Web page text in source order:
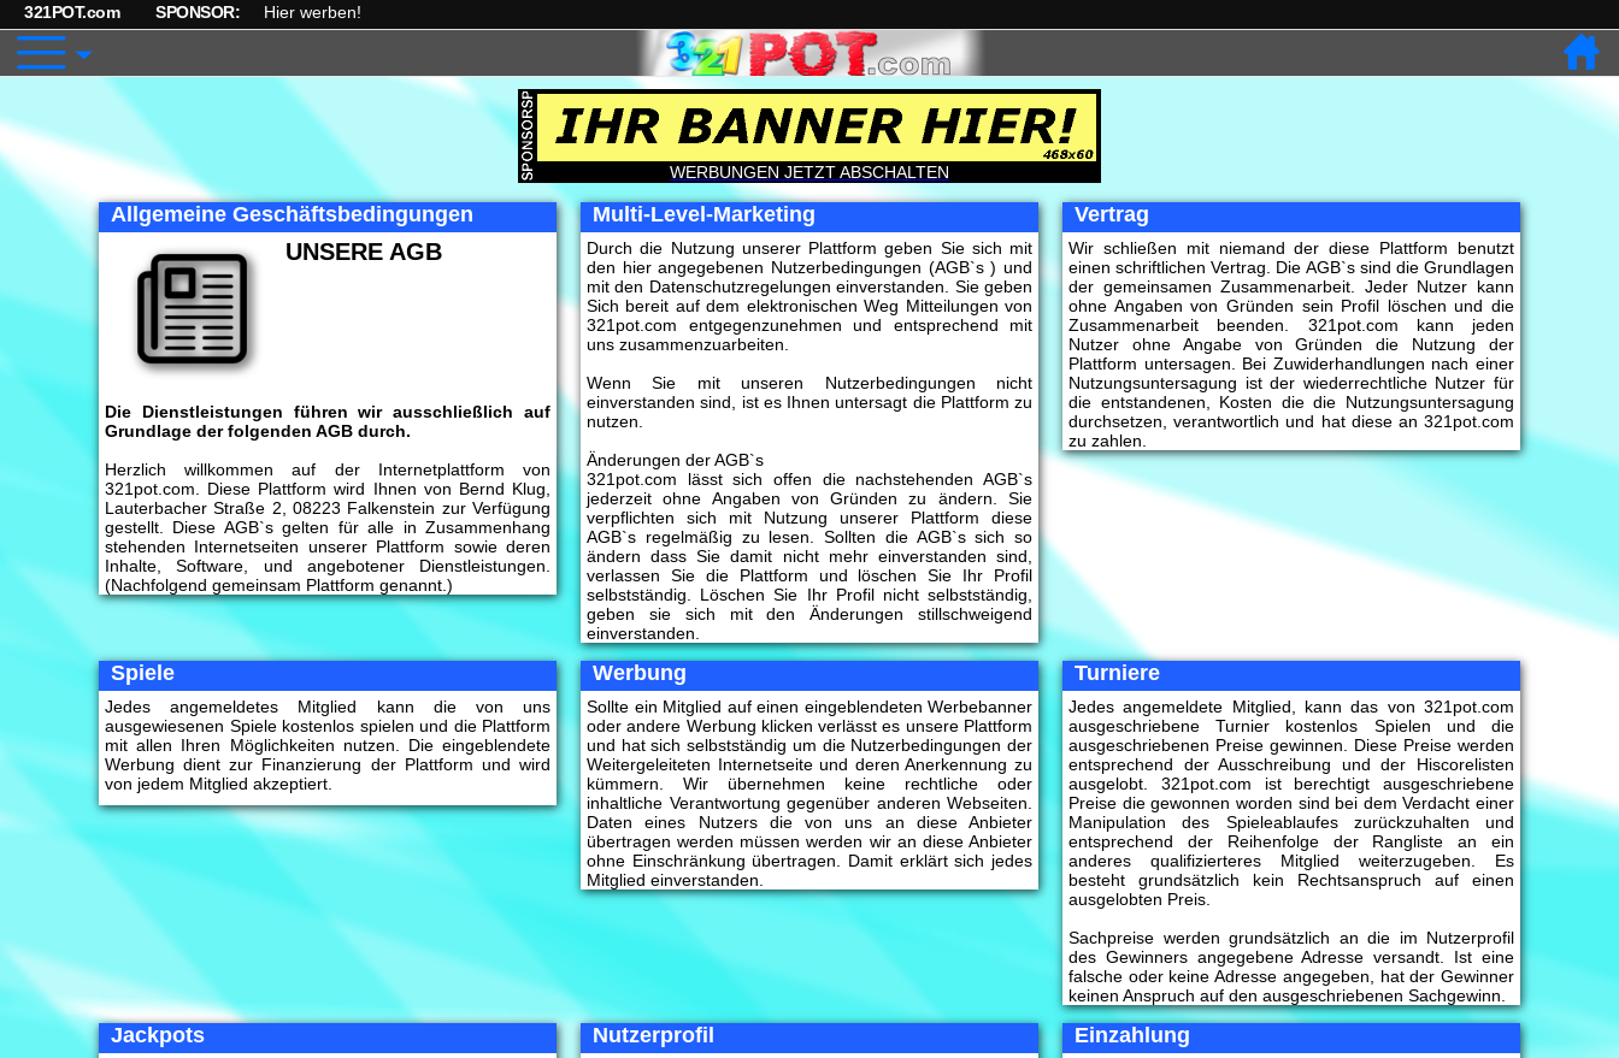
321POT.com SPONSOR: Hier werben!
WERBUNGEN JETZT ABSCHALTEN
Allgemeine Geschäftsbedingungen
UNSERE AGB
Die Dienstleistungen führen wir ausschließlich auf
Grundlage der folgenden AGB durch.
Herzlich willkommen auf der Internetplattform von
321pot.com. Diese Plattform wird Ihnen von Bernd Klug,
Lauterbacher Straße 2, 08223 Falkenstein zur Verfügung
gestellt. Diese AGB`s gelten für alle in Zusammenhang
stehenden Internetseiten unserer Plattform sowie deren
Inhalte, Software, und angebotener Dienstleistungen.
(Nachfolgend gemeinsam Plattform genannt.)
Multi-Level-Marketing
Durch die Nutzung unserer Plattform geben Sie sich mit
den hier angegebenen Nutzerbedingungen (AGB`s ) und
mit den Datenschutzregelungen einverstanden. Sie geben
Sich bereit auf dem elektronischen Weg Mitteilungen von
321pot.com entgegenzunehmen und entsprechend mit
uns zusammenzuarbeiten.
Wenn Sie mit unseren Nutzerbedingungen nicht
einverstanden sind, ist es Ihnen untersagt die Plattform zu
nutzen.
Änderungen der AGB`s
321pot.com lässt sich offen die nachstehenden AGB`s
jederzeit ohne Angaben von Gründen zu ändern. Sie
verpflichten sich mit Nutzung unserer Plattform diese
AGB`s regelmäßig zu lesen. Sollten die AGB`s sich so
ändern dass Sie damit nicht mehr einverstanden sind,
verlassen Sie die Plattform und löschen Sie Ihr Profil
selbstständig. Löschen Sie Ihr Profil nicht selbstständig,
geben sie sich mit den Änderungen stillschweigend
einverstanden.
Vertrag
Wir schließen mit niemand der diese Plattform benutzt
einen schriftlichen Vertrag. Die AGB`s sind die Grundlagen
der gemeinsamen Zusammenarbeit. Jeder Nutzer kann
ohne Angaben von Gründen sein Profil löschen und die
Zusammenarbeit beenden. 321pot.com kann jeden
Nutzer ohne Angabe von Gründen die Nutzung der
Plattform untersagen. Bei Zuwiderhandlungen nach einer
Nutzungsuntersagung ist der wiederrechtliche Nutzer für
die entstandenen, Kosten die die Nutzungsuntersagung
durchsetzen, verantwortlich und hat diese an 321pot.com
zu zahlen.
Spiele
Jedes angemeldetes Mitglied kann die von uns
ausgewiesenen Spiele kostenlos spielen und die Plattform
mit allen Ihren Möglichkeiten nutzen. Die eingeblendete
Werbung dient zur Finanzierung der Plattform und wird
von jedem Mitglied akzeptiert.
Werbung
Sollte ein Mitglied auf einen eingeblendeten Werbebanner
oder andere Werbung klicken verlässt es unsere Plattform
und hat sich selbstständig um die Nutzerbedingungen der
Weitergeleiteten Internetseite und deren Anerkennung zu
kümmern. Wir übernehmen keine rechtliche oder
inhaltliche Verantwortung gegenüber anderen Webseiten.
Daten eines Nutzers die von uns an diese Anbieter
übertragen werden müssen werden wir an diese Anbieter
ohne Einschränkung übertragen. Damit erklärt sich jedes
Mitglied einverstanden.
Turniere
Jedes angemeldete Mitglied, kann das von 321pot.com
ausgeschriebene Turnier kostenlos Spielen und die
ausgeschriebenen Preise gewinnen. Diese Preise werden
entsprechend der Ausschreibung und der Hiscorelisten
ausgelobt. 321pot.com ist berechtigt ausgeschriebene
Preise die gewonnen worden sind bei dem Verdacht einer
Manipulation des Spieleablaufes zurückzuhalten und
entsprechend der Reihenfolge der Rangliste an ein
anderes qualifizierteres Mitglied weiterzugeben. Es
besteht grundsätzlich kein Rechtsanspruch auf einen
ausgelobten Preis.
Sachpreise werden grundsätzlich an die im Nutzerprofil
des Gewinners angegebene Adresse versandt. Ist eine
falsche oder keine Adresse angegeben, hat der Gewinner
keinen Anspruch auf den ausgeschriebenen Sachgewinn.
Jackpots Nutzerprofil Einzahlung